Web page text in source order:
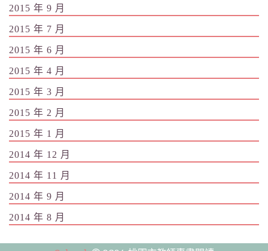
2015 年 9 月
2015 年 7 月
2015 年 6 月
2015 年 4 月
2015 年 3 月
2015 年 2 月
2015 年 1 月
2014 年 12 月
2014 年 11 月
2014 年 9 月
2014 年 8 月